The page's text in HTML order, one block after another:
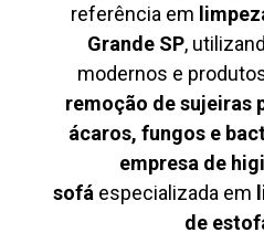
referência em
Grande SP,
modernos e
remoção de sujeiras
ácaros, fungos e
empresa de
sofá especializada em
de